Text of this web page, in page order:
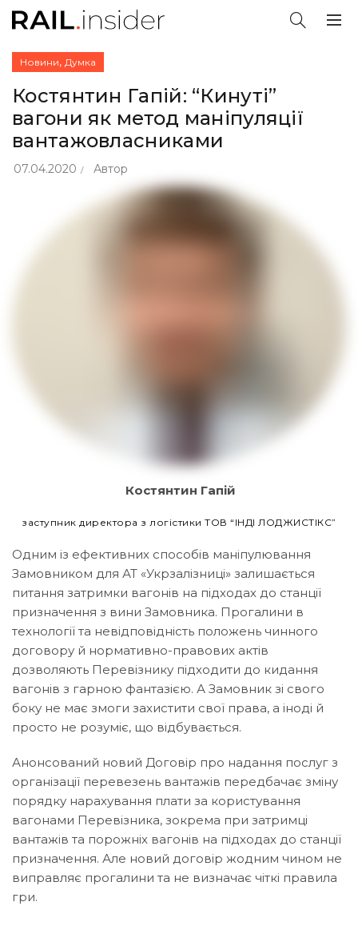
Новини, Думка
Костянтин Гапій: “Кинуті”
вагони як метод маніпуляції
вантажовласниками
07.04.2020 Автор
Костянтин Гапій
заступник директора з логістики ТОВ “ІНДІ ЛОДЖИСТІКС”
Одним із ефективних способів маніпулювання
Замовником для АТ «Укрзалізниці» залишається
питання затримки вагонів на підходах до станції
призначення з вини Замовника. Прогалини в
технології та невідповідність положень чинного
договору й нормативно-правових актів
дозволяють Перевізнику підходити до кидання
вагонів з гарною фантазією. А Замовник зі свого
боку не має змоги захистити свої права, а іноді й
просто не розуміє, що відбувається.
Анонсований новий Договір про надання послуг з
організації перевезень вантажів передбачає зміну
порядку нарахування плати за користування
вагонами Перевізника, зокрема при затримці
вантажів та порожніх вагонів на підходах до станції
призначення. Але новий договір жодним чином не
виправляє прогалини та не визначає чіткі правила
гри.